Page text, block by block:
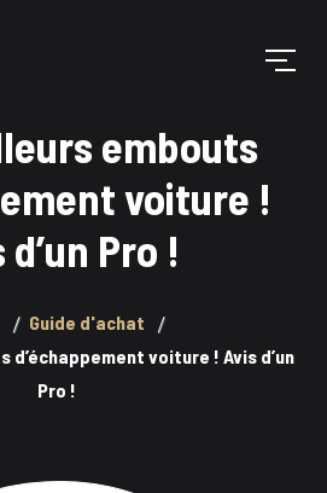
embouts
voiture !
d’un Pro !
Guide d'achat
d’échappement voiture ! Avis d’un
Pro !